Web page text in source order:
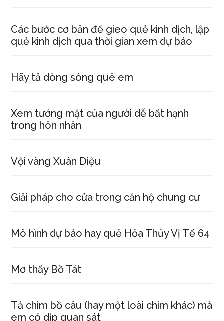
Các bước cơ bản để gieo quẻ kinh dịch, lập
quẻ kinh dịch qua thời gian xem dự báo
Hãy tả dòng sông quê em
Xem tướng mặt của người dễ bất hạnh
trong hôn nhân
Vội vàng Xuân Diệu
Giải pháp cho cửa trong căn hộ chung cư
Mô hình dự báo hay quẻ Hỏa Thủy Vị Tế 64
Mơ thấy Bồ Tát
Tả chim bồ câu (hay một loài chim khác) mà
em có dịp quan sát